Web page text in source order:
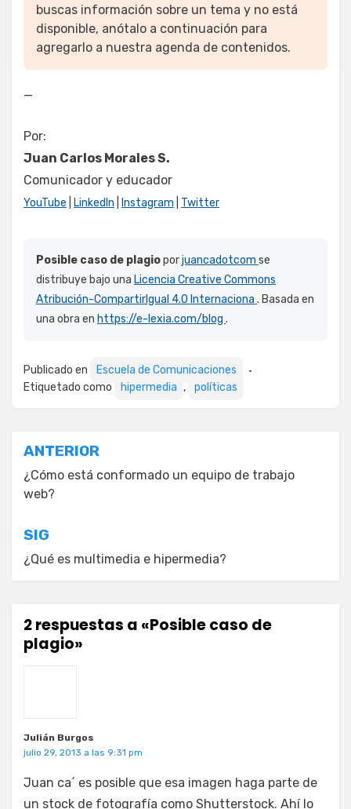
buscas información sobre un tema y no está
disponible, anótalo a continuación para
agregarlo a nuestra agenda de contenidos.
—
Por:
Juan Carlos Morales S.
Comunicador y educador
YouTube LinkedIn Instagram Twitter
Posible caso de plagioporjuancadotcom se
distribuye bajo una Licencia Creative Commons
Atribución-CompartirIgual 4.0 Internaciona . Basada en
una obra en https://e-lexia.com/blog .
Publicado en
Escuela de Comunicaciones
Etiquetado como
hipermedia , políticas
Navegación
de
entradas
ANTERIOR
¿Cómo está conformado un equipo de trabajo
web?
SIG
¿Qué es multimedia e hipermedia?
2 respuestas a «Posible caso de
plagio»
Julián Burgos
julio 29, 2013 a las 9:31 pm
Juan ca´ es posible que esa imagen haga parte de
un stock de fotografía como Shutterstock. Ahí lo